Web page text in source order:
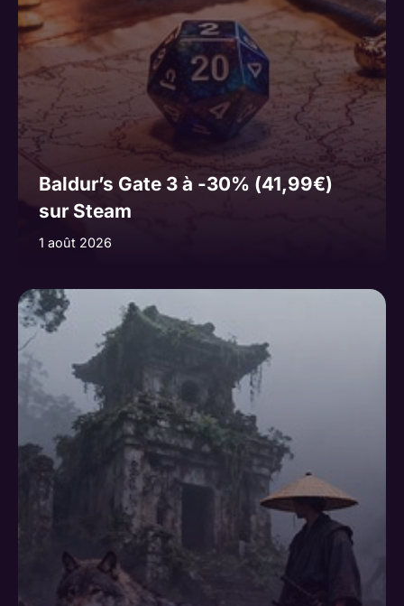
Baldur’s Gate 3 à -30% (41,99€)
sur Steam
1 août 2026